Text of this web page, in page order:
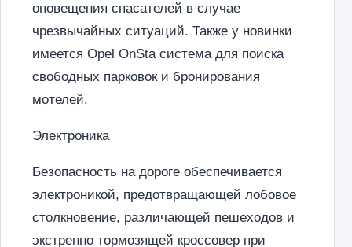
оповещения спасателей в случае
чрезвычайных ситуаций. Также у новинки
имеется Opel OnSta система для поиска
свободных парковок и бронирования
мотелей.
Электроника
Безопасность на дороге обеспечивается
электроникой, предотвращающей лобовое
столкновение, различающей пешеходов и
экстренно тормозящей кроссовер при